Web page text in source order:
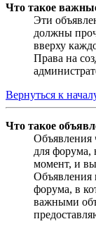
Что такое
Эти
должны
вверху
Права на
Вернуться к
Что такое
Объявления
для форума,
момент, и
Объявления
форума, в
важными